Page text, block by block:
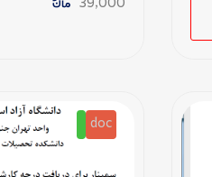
doc